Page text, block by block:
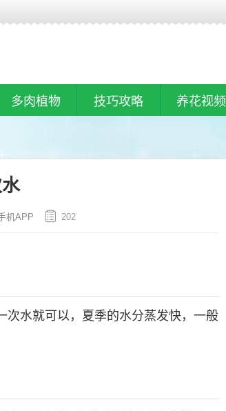
多肉植物 技巧攻略 养花视频
机APP 202
水就可以，夏季的水分蒸发快，一般